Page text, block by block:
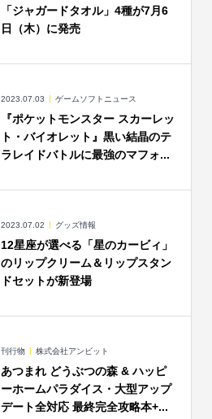
「ジャガードタオル」4種が7月6
日（木）に発売
2023.07.03 ゲームソフトニュース
『ポケットモンスター スカーレッ
ト・バイオレット』黒い結晶のテ
ラレイドバトルに最強のマフォ...
2023.07.02 グッズ情報
12星座が選べる「星のカービィ」
のリップクリーム＆リップスタン
ドセットが新登場
刊行物 株式会社アンビット
あつまれ どうぶつの森 & ハッピ
ーホームパラダイス・大型アップ
デート全対応 最終完全攻略本+...